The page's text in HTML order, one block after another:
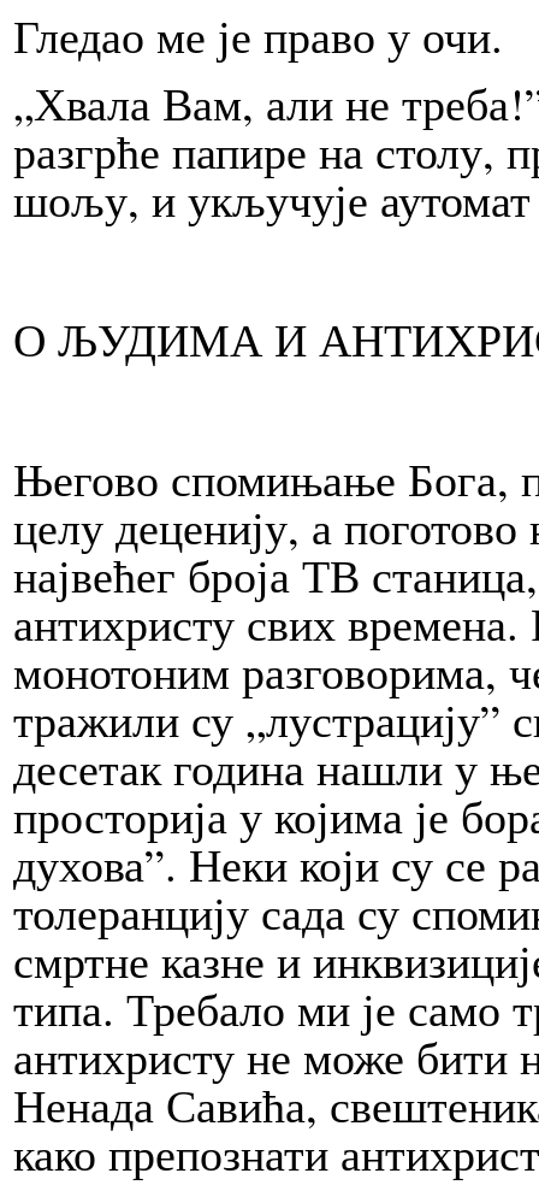
Гледао ме је право у очи.
„Хвала Вам, али не
разгрће папире на столу,
шољу, и укључује
О ЉУДИМА И
Његово спомињање Бога,
целу деценију, а
највећег броја ТВ
антихристу свих
монотоним разговорима,
тражили су „лустрацију”
десетак година нашли у
просторија у којима је
духова”. Неки који су се
толеранцију сада су
смртне казне и
типа. Требало ми је само
антихристу не може бити
Ненада Савића,
како препознати